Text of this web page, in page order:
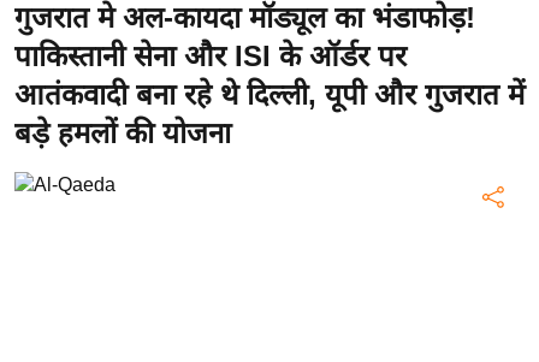
ज़ा
ख
ब
र
रा
ष्ट्री
गुजरात मे अल-कायदा मॉड्यूल का भंडाफोड़!
पाकिस्तानी सेना और ISI के ऑर्डर पर
आतंकवादी बना रहे थे दिल्ली, यूपी और गुजरात में
बड़े हमलों की योजना